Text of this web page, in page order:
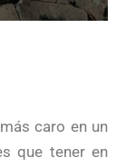
caro en un
que tener en